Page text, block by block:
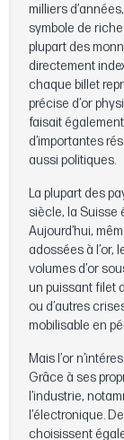
milliers
symbole de
plupart des
directement
chaque billet
précise d’or
faisait
d’importantes
aussi politiques.
La plupart des
siècle, la Suisse
Aujourd’hui,
adossées à l’or,
volumes d’or
un puissant filet
ou d’autres
mobilisable en
Mais l’or
Grâce à ses
l’industrie,
l’électronique.
choisissent